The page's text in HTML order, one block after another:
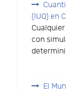
(IUQ) en
con
El